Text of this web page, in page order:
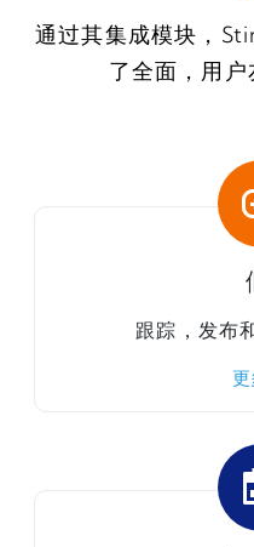
通过其集成模块，
了全面，用户
跟踪，发布
更